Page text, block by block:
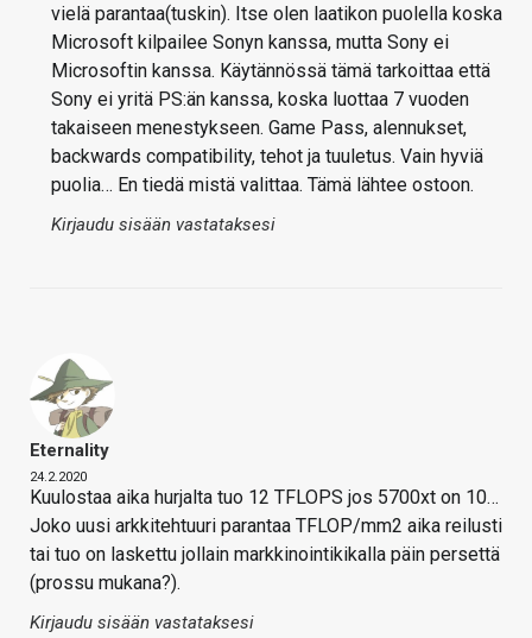
vielä parantaa(tuskin). Itse olen laatikon puolella koska
Microsoft kilpailee Sonyn kanssa, mutta Sony ei
Microsoftin kanssa. Käytännössä tämä tarkoittaa että
Sony ei yritä PS:än kanssa, koska luottaa 7 vuoden
takaiseen menestykseen. Game Pass, alennukset,
backwards compatibility, tehot ja tuuletus. Vain hyviä
puolia… En tiedä mistä valittaa. Tämä lähtee ostoon.
Kirjaudu sisään vastataksesi
Eternality
24.2.2020
Kuulostaa aika hurjalta tuo 12 TFLOPS jos 5700xt on 10…
Joko uusi arkkitehtuuri parantaa TFLOP/mm2 aika reilusti
tai tuo on laskettu jollain markkinointikikalla päin persettä
(prossu mukana?).
Kirjaudu sisään vastataksesi